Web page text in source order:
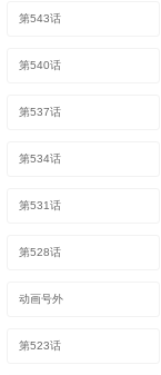
第543话
第540话
第537话
第534话
第531话
第528话
动画号外
第523话